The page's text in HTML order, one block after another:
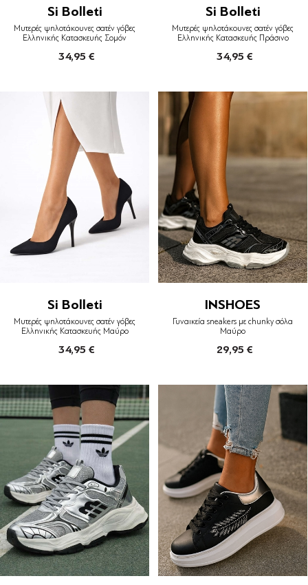
Si Bolleti
Μυτερές ψηλοτάκουνες σατέν γόβες
Ελληνικής Κατασκευής Σομόν
34,95 €
Si Bolleti
Μυτερές ψηλοτάκουνες σατέν γόβες
Ελληνικής Κατασκευής Πράσινο
34,95 €
Si Bolleti
Μυτερές ψηλοτάκουνες σατέν γόβες
Ελληνικής Κατασκευής Μαύρο
34,95 €
INSHOES
Γυναικεία sneakers με chunky σόλα
Μαύρο
29,95 €